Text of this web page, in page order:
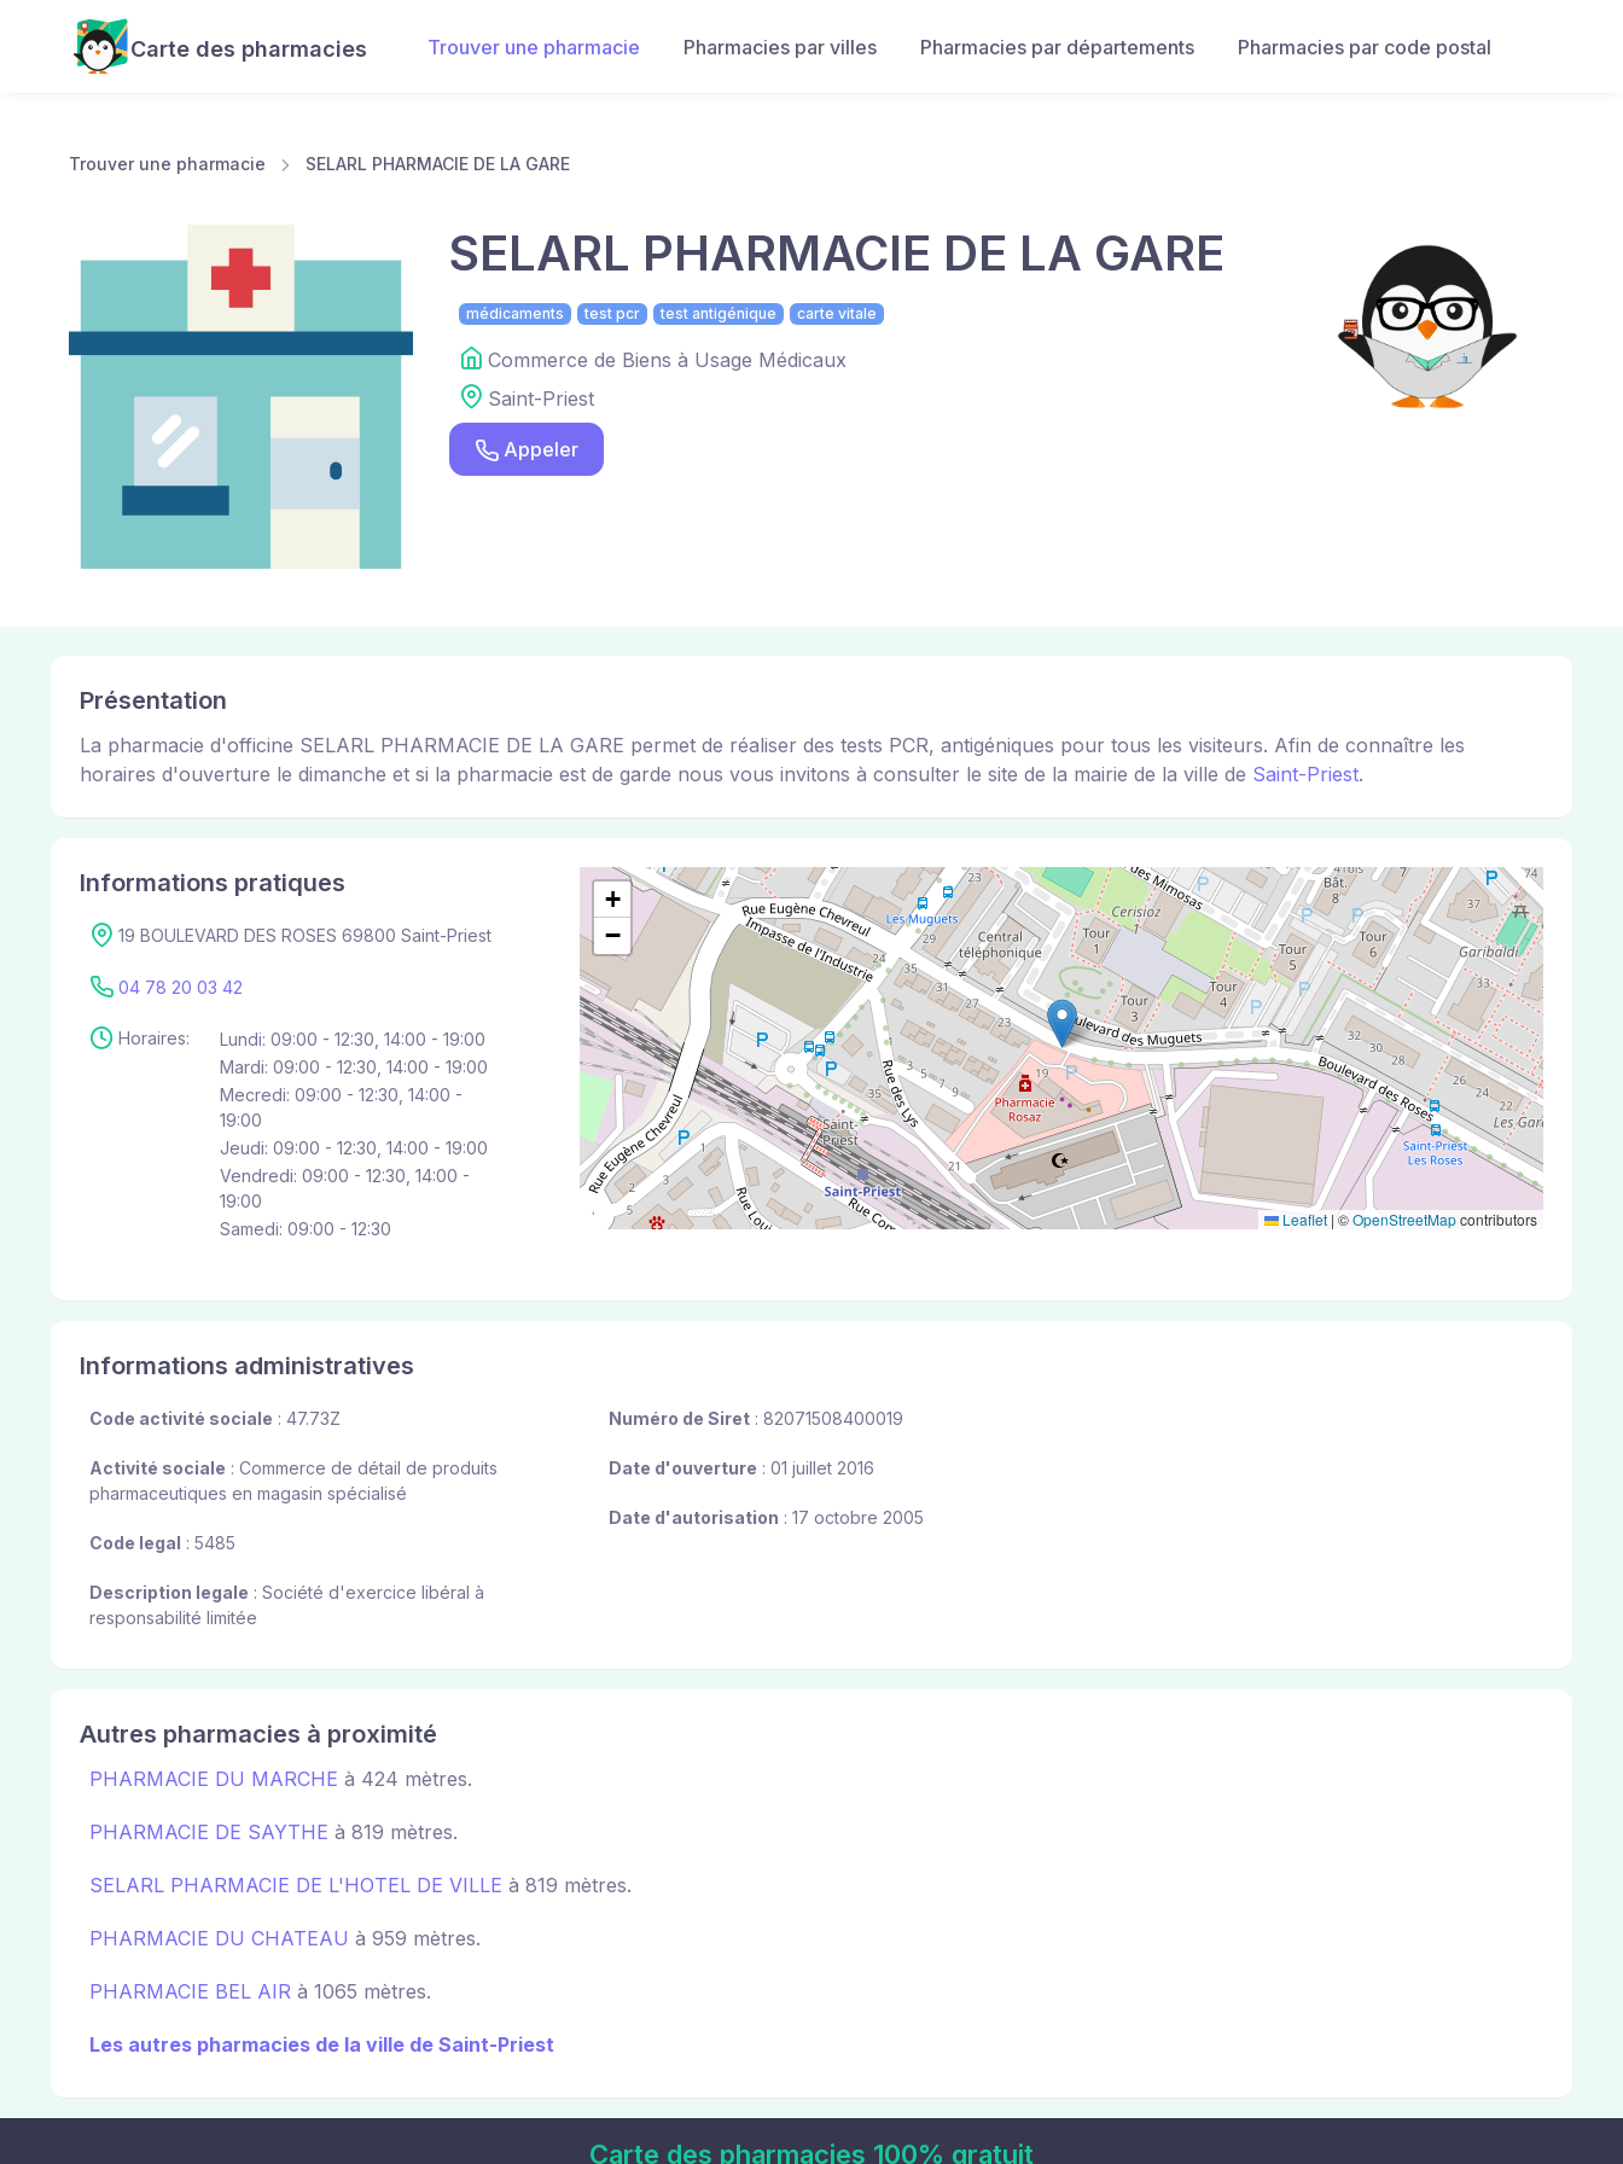
Carte des pharmacies Trouver une pharmacie Pharmacies par villes Pharmacies par départements Pharmacies par code postal
Trouver une pharmacie SELARL PHARMACIE DE LA GARE
SELARL PHARMACIE DE LA GARE
médicaments test pcr test antigénique carte vitale
Commerce de Biens à Usage Médicaux
Saint-Priest
Appeler
Présentation
La pharmacie d'officine SELARL PHARMACIE DE LA GARE permet de réaliser des tests PCR, antigéniques pour tous les visiteurs. Afin de connaître les
horaires d'ouverture le dimanche et si la pharmacie est de garde nous vous invitons à consulter le site de la mairie de la ville de Saint-Priest.
Informations pratiques
19 BOULEVARD DES ROSES 69800 Saint-Priest
04 78 20 03 42
Horaires:
Lundi: 09:00 - 12:30, 14:00 - 19:00
Mardi: 09:00 - 12:30, 14:00 - 19:00
Mecredi: 09:00 - 12:30, 14:00 -
19:00
Jeudi: 09:00 - 12:30, 14:00 - 19:00
Vendredi: 09:00 - 12:30, 14:00 -
19:00
Samedi: 09:00 - 12:30
+
−
Leaflet | ©OpenStreetMapcontributors
Informations administratives
Code activité sociale : 47.73Z
Activité sociale : Commerce de détail de produits
pharmaceutiques en magasin spécialisé
Code legal : 5485
Description legale : Société d'exercice libéral à
responsabilité limitée
Numéro de Siret : 82071508400019
Date d'ouverture : 01 juillet 2016
Date d'autorisation : 17 octobre 2005
Autres pharmacies à proximité
PHARMACIE DU MARCHE à 424 mètres.
PHARMACIE DE SAYTHE à 819 mètres.
SELARL PHARMACIE DE L'HOTEL DE VILLE à 819 mètres.
PHARMACIE DU CHATEAU à 959 mètres.
PHARMACIE BEL AIR à 1065 mètres.
Les autres pharmacies de la ville de Saint-Priest
Carte des pharmacies 100% gratuit